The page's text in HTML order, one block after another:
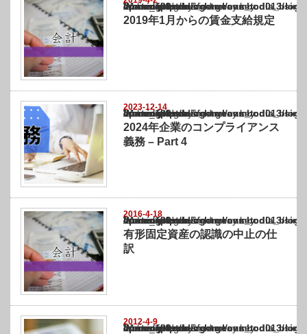
Warning
: Undefined array key "show_category" in
/home/netst/kuno-cpa.co.jp/public_html/cambodia_blog/wp-content/themes/
on line183
2019年1月からの賃金支給規定
2023-12-14
Warning
: Undefined array key "show_category" in
/home/netst/kuno-cpa.co.jp/public_html/cambodia_blog/wp-content/themes/
on line183
2024年企業のコンプライアンス
義務 – Part 4
2016-4-18
Warning
: Undefined array key "show_category" in
/home/netst/kuno-cpa.co.jp/public_html/cambodia_blog/wp-content/themes/
on line183
有形固定資産の認識の中止の仕
訳
2012-4-9
Warning
: Undefined array key "show_category" in
/home/netst/kuno-cpa.co.jp/public_html/cambodia_blog/wp-content/themes/
on line183